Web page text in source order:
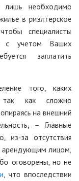
необходимо
в риэлтерское
специалисты
с учетом Ваших
заплатить
того, каких
так как сложно
на внешний
– Главные
из-за отсутствия
арендующим лицом,
оговорены, но не
, что впоследствии